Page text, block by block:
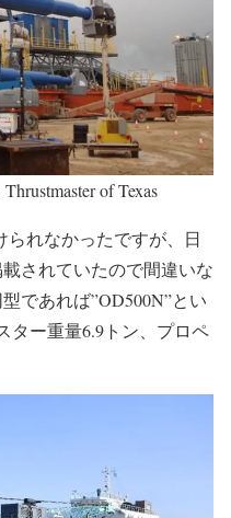
of Texas
れなかったですが、日
されていたので間違いな
であれば”OD500N”とい
ター重量6.9トン、プロペ